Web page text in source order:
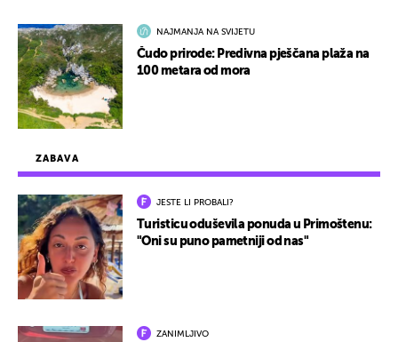
ZABAVA
JESTE LI PROBALI?
Turisticu oduševila ponuda u Primoštenu:
"Oni su puno pametniji od nas"
ZANIMLJIVO
NAJMANJA NA SVIJETU
Čudo prirode: Predivna pješčana plaža na
100 metara od mora